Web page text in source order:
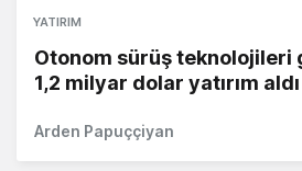
YATIRIM
Otonom sürüş teknolojileri
1,2 milyar dolar yatırım aldı
Arden Papuççiyan